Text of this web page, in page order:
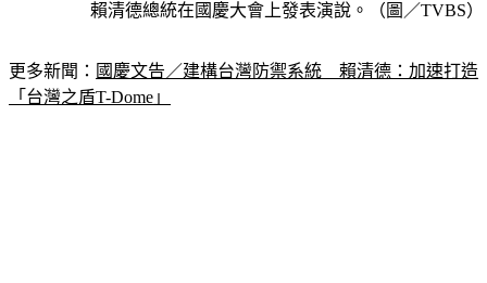
「台灣之盾T-Dome」